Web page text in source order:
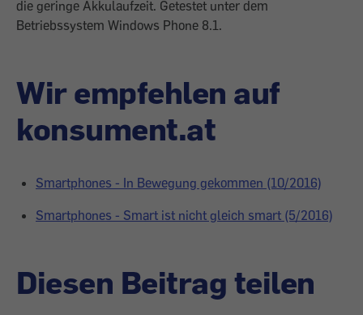
die geringe Akkulaufzeit. Getestet unter dem
Betriebssystem Windows Phone 8.1.
Wir empfehlen auf
konsument.at
Smartphones - In Bewegung gekommen (10/2016)
Smartphones - Smart ist nicht gleich smart (5/2016)
Diesen Beitrag teilen